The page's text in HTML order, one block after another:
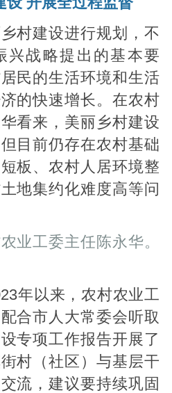
村建设进行规划，不
兴战略提出的基本要
民的生活环境和生活
的快速增长。在农村
看来，美丽乡村建设
目前仍存在农村基础
板、农村人居环境整
地集约化难度高等问
业工委主任陈永华。
年以来，农村农业工
合市人大常委会听取
专项工作报告开展了
村（社区）与基层干
流，建议要持续巩固